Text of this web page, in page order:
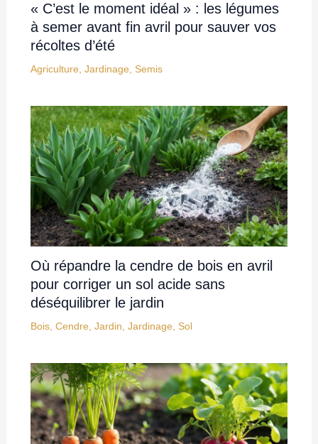
« C’est le moment idéal » : les légumes
à semer avant fin avril pour sauver vos
récoltes d’été
Agriculture, Jardinage, Semis
Où répandre la cendre de bois en avril
pour corriger un sol acide sans
déséquilibrer le jardin
Bois, Cendre Jardin Jardinage Sol